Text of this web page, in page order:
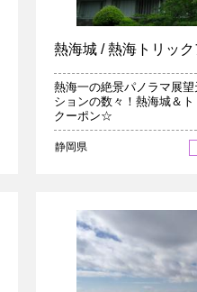
熱海城 / 熱海トリッ
熱海一の絶景パノラマ展
ションの数々！熱海城＆
クーポン☆
静岡県